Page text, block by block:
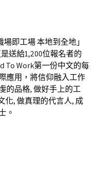
即工場 本地到全地」
送給1,200位報名者的
To Work第一份中文的每
應用，將信仰融入工作
的品格, 做好手上的工
化, 做真理的代言人, 成
。